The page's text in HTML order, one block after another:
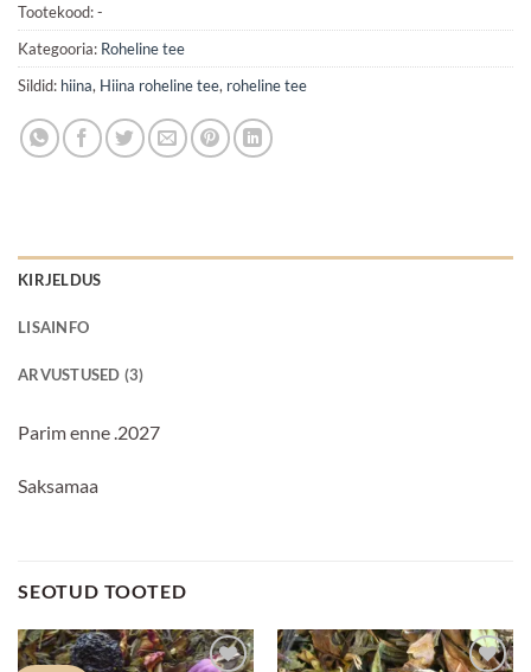
Tootekood:-
Kategooria: Roheline tee
Sildid: hiina, Hiina roheline tee, roheline tee
KIRJELDUS
LISAINFO
ARVUSTUSED (3)
Parim enne .2027
Saksamaa
SEOTUD TOOTED